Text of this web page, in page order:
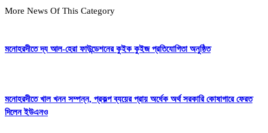
More News Of This Category
মনোহরদীতে দ্য আল-হেরা ফাউন্ডেশনের কুইক কুইজ প্রতিযোগিতা অনুষ্ঠিত
মনোহরদীতে খাল খনন সম্পন্ন, প্রকল্প ব্যয়ের প্রায় অর্ধেক অর্থ সরকারি কোষাগারে ফেরত
দিলেন ইউএনও